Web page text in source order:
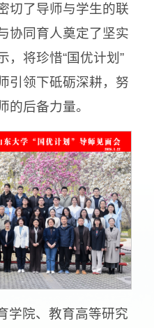
切了导师与学生的联
协同育人奠定了坚实
，将珍惜“国优计划”
引领下砥砺深耕，努
的后备力量。
学院、教育高等研究